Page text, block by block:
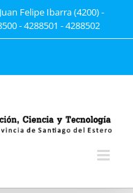
Felipe Ibarra (4200) -
- 4288501 - 4288502